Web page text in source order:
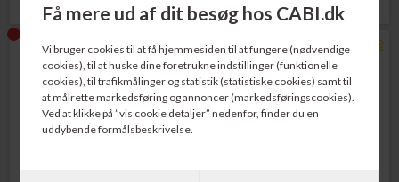
Få mere ud af dit besøg hos CABI.dk
Vi bruger cookies til at få hjemmesiden til at fungere (nødvendige
cookies), til at huske dine foretrukne indstillinger (funktionelle
cookies), til trafikmålinger og statistik (statistiske cookies) samt til
at målrette markedsføring og annoncer (markedsføringscookies).
Ved at klikke på ”vis cookie detaljer” nedenfor, finder du en
uddybende formålsbeskrivelse.